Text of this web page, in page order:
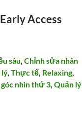
Access
sâu,Chỉnh sửa nhân
lý,Thực tế, Relaxing,
góc nhìn thứ 3,Quản lý